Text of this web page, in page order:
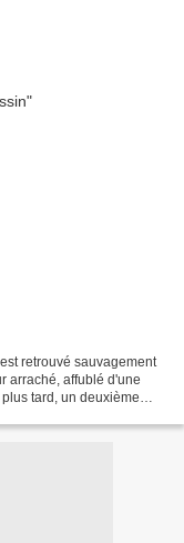
retrouvé sauvagement
arraché, affublé d'une
tard, un deuxième